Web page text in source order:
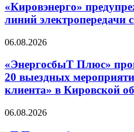
«Кировэнерго»
линий электропередачи
06.08.2026
«ЭнергосбыТ Плюс»
20 выездных
клиента» в Кировской
06.08.2026